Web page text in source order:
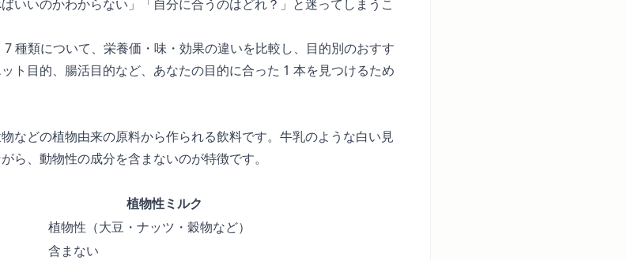
いいのかわからない」「自分に合うのはどれ？」と迷ってしまうこ
種類について、栄養価・味・効果の違いを比較し、目的別のおすす
ト目的、腸活目的など、あなたの目的に合った 1 本を見つけるため
などの植物由来の原料から作られる飲料です。牛乳のような白い見
ら、動物性の成分を含まないのが特徴です。
植物性ミルク
植物性（大豆・ナッツ・穀物など）
含まない